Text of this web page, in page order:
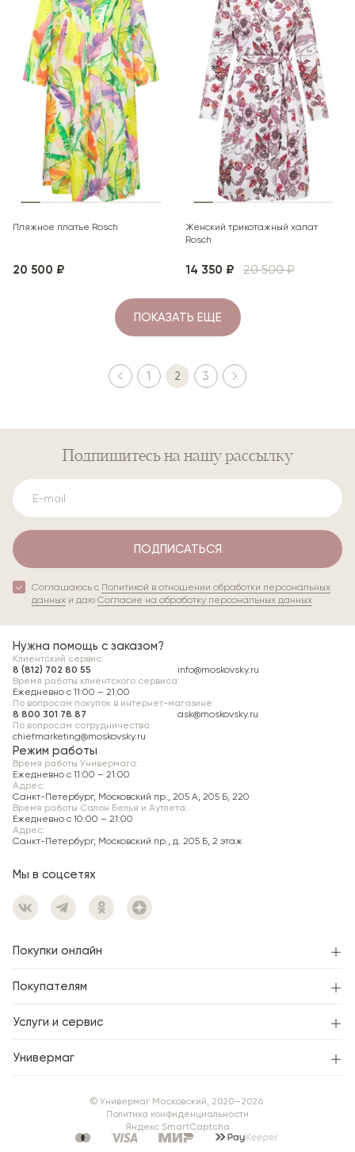
Пляжное платье Rosch
20 500 ₽
Женский трикотажный халат
Rosch
14 350 ₽ 20 500 ₽
ПОКАЗАТЬ ЕЩЕ
1 2 3
Подпишитесь на нашу рассылку
ПОДПИСАТЬСЯ
Соглашаюсь с Политикой в отношении обработки персональных
данных и даю Согласие на обработку персональных данных
Нужна помощь с заказом?
Клиентский сервис:
8 (812) 702 80 55
info@moskovsky.ru
Время работы клиентского сервиса:
Ежедневно с 11:00 – 21:00
По вопросам сотрудничества:
chiefmarketing@moskovsky.ru
По вопросам покупок в интернет-магазине:
8 800 301 78 87
ask@moskovsky.ru
Режим работы
Время работы Универмага:
Ежедневно c 11:00 – 21:00
Адрес:
Санкт-Петербург, Московский пр., 205 А, 205 Б, 220
Время работы Салон Белья и Аутлета:
Ежедневно c 10:00 – 21:00
Адрес:
Санкт-Петербург, Московский пр., д. 205 Б, 2 этаж
Мы в соцсетях
Покупки онлайн
Покупателям
Услуги и сервис
Универмаг
© Универмаг Московский, 2020—2026.
Политика конфиденциальности
Яндекс SmartCaptcha